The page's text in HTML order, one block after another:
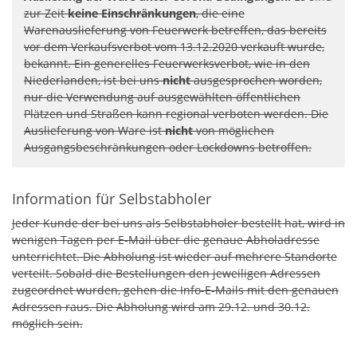
zur Zeitkeine Einschränkungen, die eine
Warenauslieferung von Feuerwerk betreffen, das bereits
vor dem Verkaufsverbot vom 13.12.2020 verkauft wurde,
bekannt. Ein generelles Feuerwerksverbot, wie in den
Niederlanden, ist bei unsnichtausgesprochen worden,
nur die Verwendung auf ausgewählten öffentlichen
Plätzen und Straßen kann regional verboten werden. Die
Auslieferung von Ware istnichtvon möglichen
Ausgangsbeschränkungen oder Lockdowns betroffen.
Information für Selbstabholer
Jeder Kunde der bei uns als Selbstabholer bestellt hat, wird in
wenigen Tagen per E-Mail über die genaue Abholadresse
unterrichtet. Die Abholung ist wieder auf mehrere Standorte
verteilt. Sobald die Bestellungen den jeweiligen Adressen
zugeordnet wurden, gehen die Info-E-Mails mit den genauen
Adressen raus. Die Abholung wird am 29.12. und 30.12.
möglich sein.